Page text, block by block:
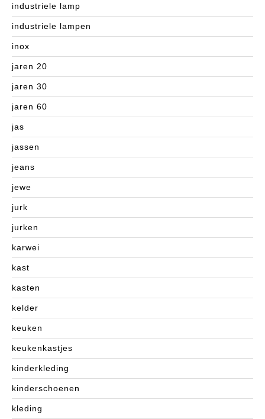
industriele lamp
industriele lampen
inox
jaren 20
jaren 30
jaren 60
jas
jassen
jeans
jewe
jurk
jurken
karwei
kast
kasten
kelder
keuken
keukenkastjes
kinderkleding
kinderschoenen
kleding